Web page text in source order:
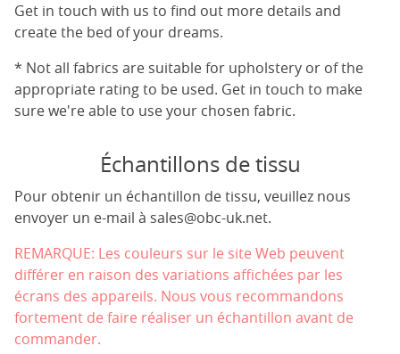
Get in touch with us to find out more details and
create the bed of your dreams.
* Not all fabrics are suitable for upholstery or of the
appropriate rating to be used. Get in touch to make
sure we're able to use your chosen fabric.
Échantillons de tissu
Pour obtenir un échantillon de tissu, veuillez nous
envoyer un e-mail à sales@obc-uk.net.
REMARQUE: Les couleurs sur le site Web peuvent
différer en raison des variations affichées par les
écrans des appareils. Nous vous recommandons
fortement de faire réaliser un échantillon avant de
commander.